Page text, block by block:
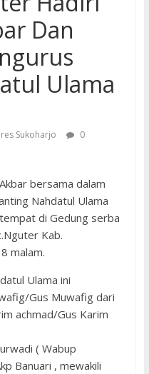
Dan
Ulama
Sukoharjo
0
bersama dalam
Nahdatul Ulama
di Gedung serba
Kab.
malam.
Ulama ini
Gus Muwafig dari
achmad/Gus Karim
( Wabup
Banuari , mewakili